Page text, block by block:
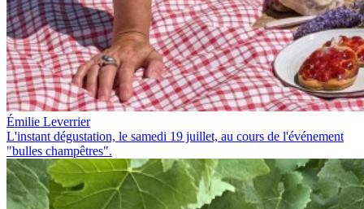
Émilie Leverrier
L'instant dégustation, le samedi 19 juillet, au cours de l'événement
"bulles champêtres".